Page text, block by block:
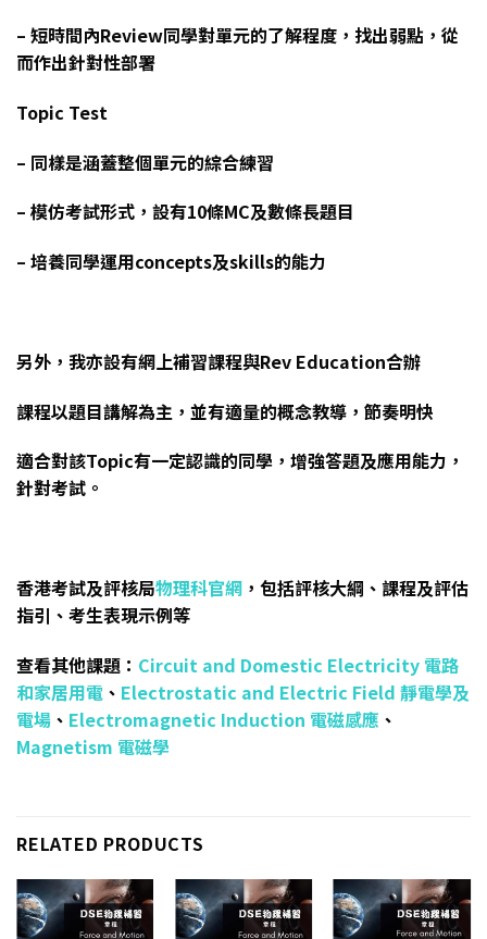
– 短時間內Review同學對單元的了解程度，找出弱點，從
而作出針對性部署
Topic Test
– 同樣是涵蓋整個單元的綜合練習
– 模仿考試形式，設有10條MC及數條長題目
– 培養同學運用concepts及skills的能力
另外，我亦設有網上補習課程與Rev Education合辦
課程以題目講解為主，並有適量的概念教導，節奏明快
適合對該Topic有一定認識的同學，增強答題及應用能力，
針對考試。
香港考試及評核局物理科官網 ，包括評核大綱、課程及評估
指引、考生表現示例等
查看其他課題： Circuit and Domestic Electricity 電路
和家居用電 、 Electrostatic and Electric Field 靜電學及
電場 、 Electromagnetic Induction 電磁感應 、
Magnetism 電磁學
RELATED PRODUCTS